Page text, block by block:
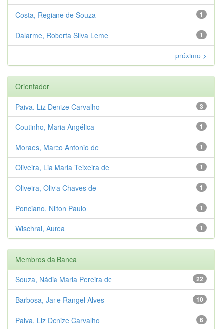
1
Costa, Regiane de Souza
1
Dalarme, Roberta Silva Leme
próximo >
Orientador
3
Paiva, Liz Denize Carvalho
1
Coutinho, Maria Angélica
1
Moraes, Marco Antonio de
1
Oliveira, Lia Maria Teixeira de
1
Oliveira, Olivia Chaves de
1
Ponciano, Nilton Paulo
1
Wischral, Aurea
Membros da Banca
22
Souza, Nádia Maria Pereira de
10
Barbosa, Jane Rangel Alves
6
Paiva, Liz Denize Carvalho